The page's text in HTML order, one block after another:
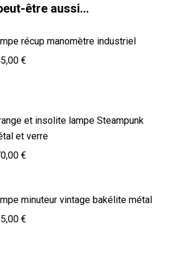
être aussi…
récup manomètre industriel
€
et insolite lampe Steampunk
et verre
€
minuteur vintage bakélite métal
€